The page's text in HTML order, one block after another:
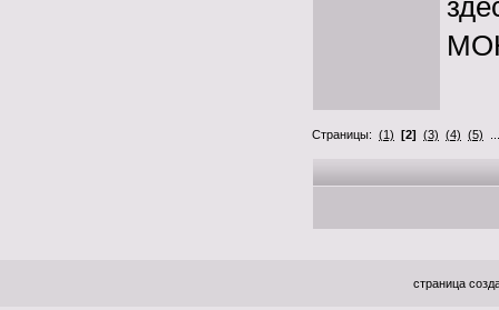
Страницы: (1) [2] (3) (4) (5)
страница